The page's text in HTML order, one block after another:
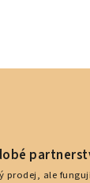
prodej, ale